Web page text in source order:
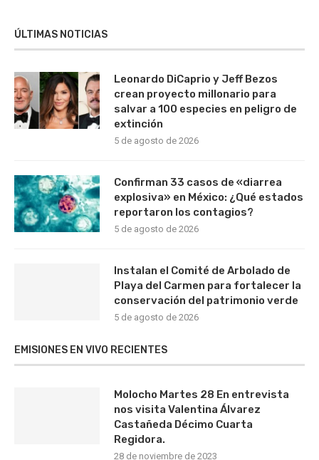
ÚLTIMAS NOTICIAS
Leonardo DiCaprio y Jeff Bezos
crean proyecto millonario para
salvar a 100 especies en peligro de
extinción
5 de agosto de 2026
Confirman 33 casos de «diarrea
explosiva» en México: ¿Qué estados
reportaron los contagios?
5 de agosto de 2026
Instalan el Comité de Arbolado de
Playa del Carmen para fortalecer la
conservación del patrimonio verde
5 de agosto de 2026
EMISIONES EN VIVO RECIENTES
Molocho Martes 28 En entrevista
nos visita Valentina Álvarez
Castañeda Décimo Cuarta
Regidora.
28 de noviembre de 2023